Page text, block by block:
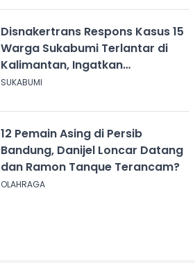
Disnakertrans Respons Kasus 15
Warga Sukabumi Terlantar di
Kalimantan, Ingatkan
Pentingnya Perjanjian Kerja
SUKABUMI
12 Pemain Asing di Persib
Bandung, Danijel Loncar Datang
dan Ramon Tanque Terancam?
OLAHRAGA